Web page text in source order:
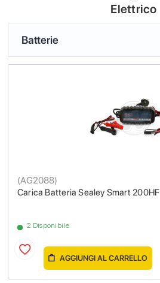
Elettrico
Batterie
Carica Batteria Sealey Smart 200HF
(AG2088)
2 Disponibile
AGGIUNGI AL CARRELLO